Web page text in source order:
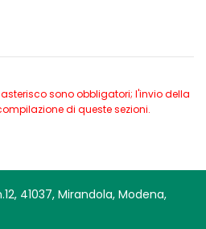
sono obbligatori; l'invio della
di queste sezioni.
41037, Mirandola, Modena,